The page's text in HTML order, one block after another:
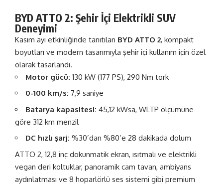
BYD ATTO 2: Şehir İçi Elektrikli SUV
Deneyimi
Kasım ayı etkinliğinde tanıtılan BYD ATTO 2, kompakt
boyutları ve modern tasarımıyla şehir içi kullanım için özel
olarak tasarlandı.
Motor gücü: 130 kW (177 PS), 290 Nm tork
0-100 km/s: 7,9 saniye
Batarya kapasitesi: 45,12 kWsa, WLTP ölçümüne
göre 312 km menzil
DC hızlı şarj: %30’dan %80’e 28 dakikada dolum
ATTO 2, 12,8 inç dokunmatik ekran, ısıtmalı ve elektrikli
vegan deri koltuklar, panoramik cam tavan, ambiyans
aydınlatması ve 8 hoparlörlü ses sistemi gibi premium